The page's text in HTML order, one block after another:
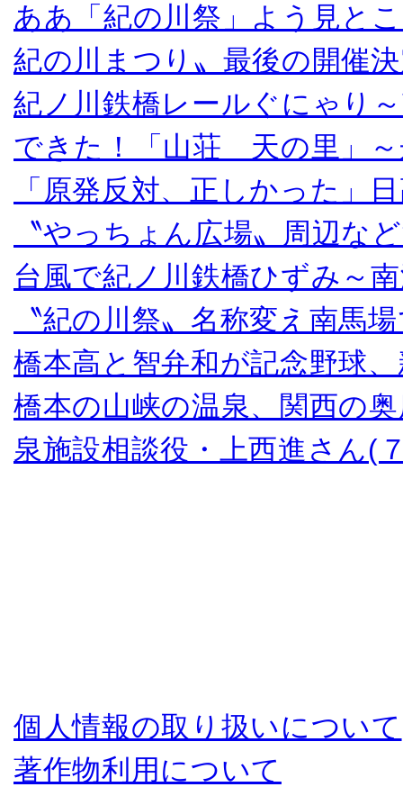
ああ「紀の川祭」よう見と
紀の川まつり〟最後の開催
紀ノ川鉄橋レールぐにゃり
できた！「山荘 天の里」～
「原発反対、正しかった」
〝やっちょん広場〟周辺な
台風で紀ノ川鉄橋ひずみ～
〝紀の川祭〟名称変え南馬
橋本高と智弁和が記念野球
橋本の山峡の温泉、関西の
泉施設相談役・上西進さん(
個人情報の取り扱いについて
著作物利用について